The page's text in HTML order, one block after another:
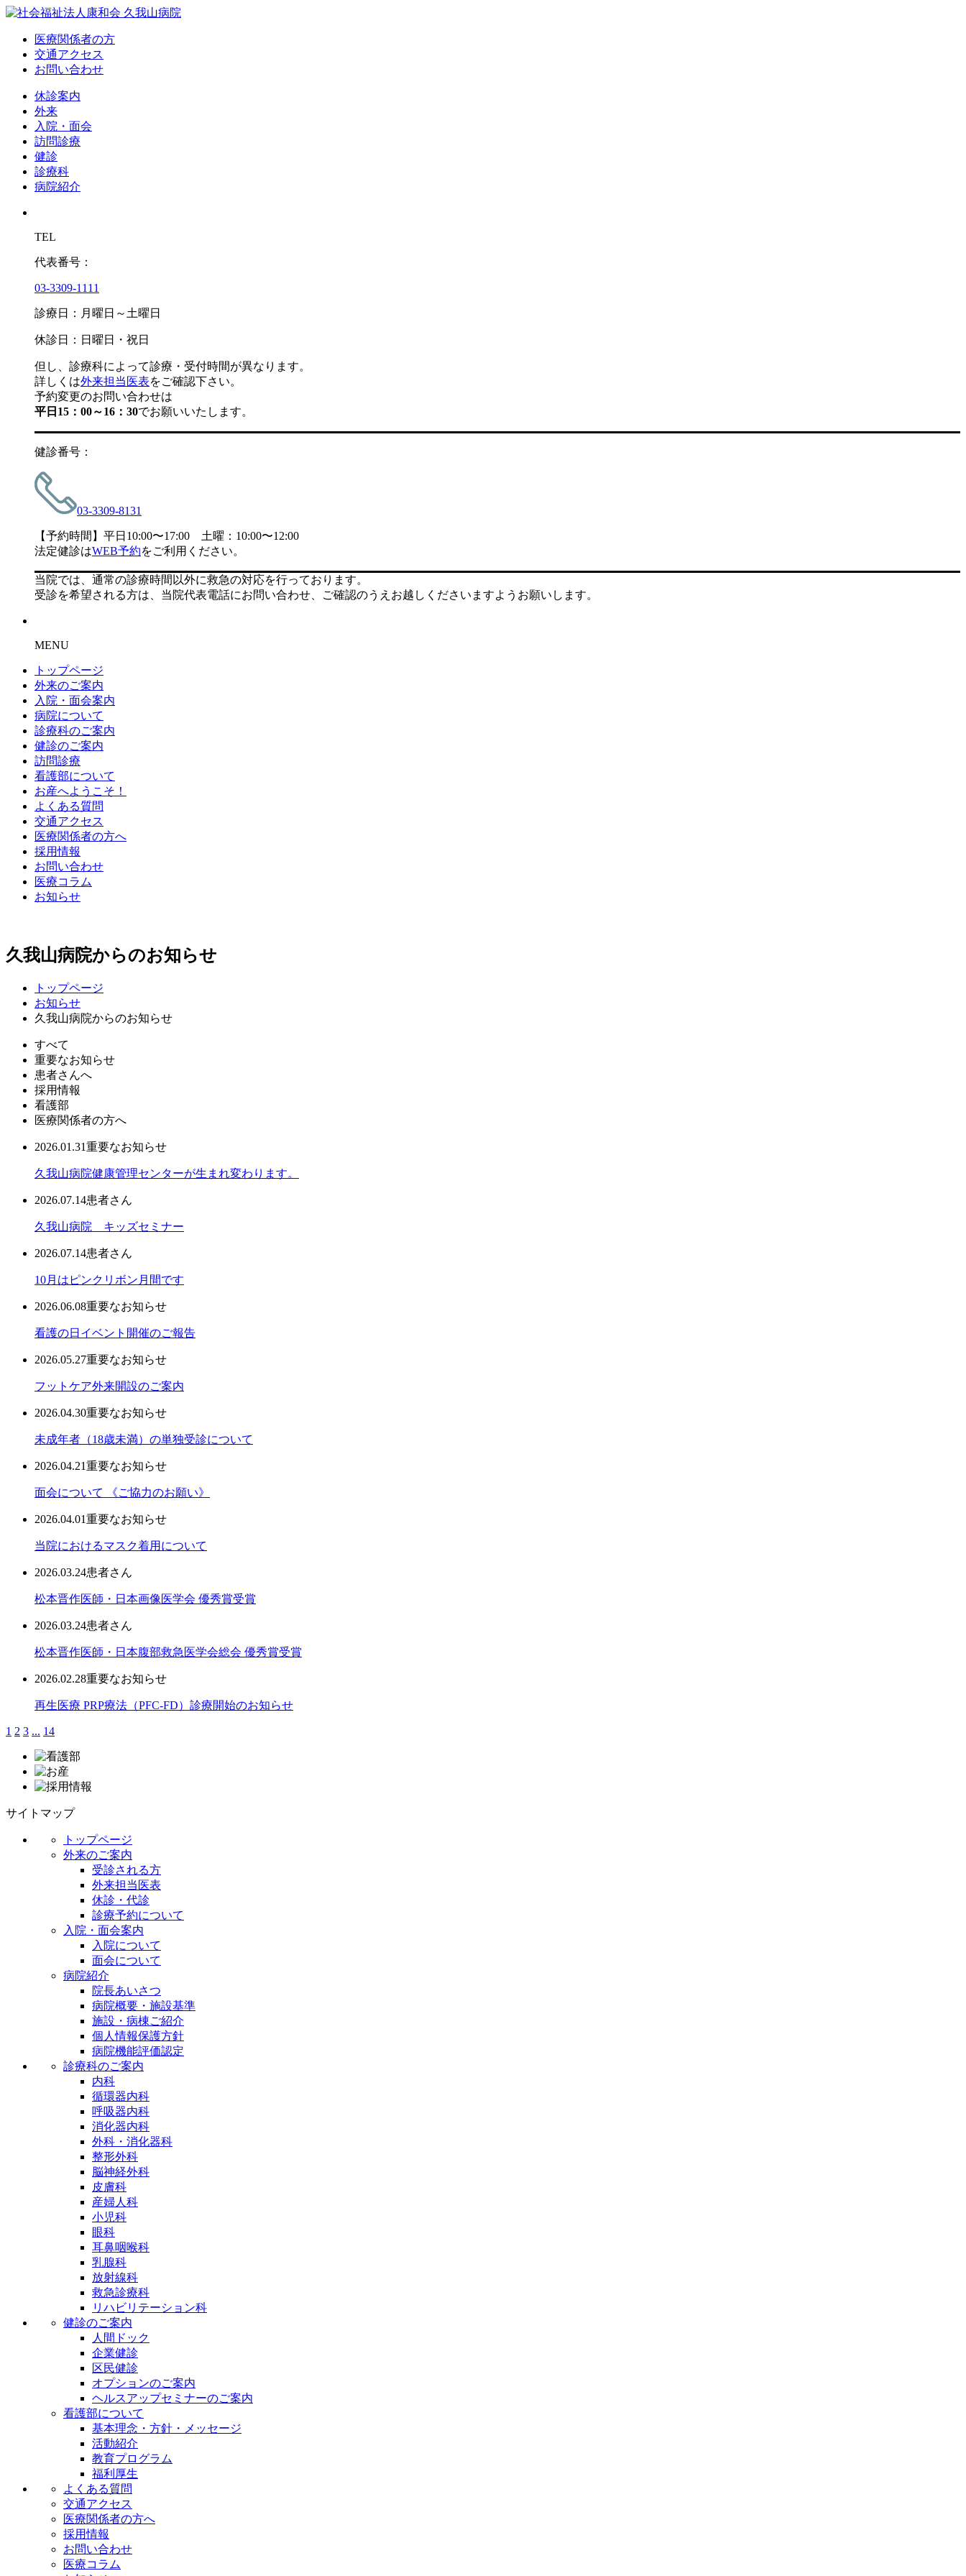
医療関係者の方
交通アクセス
お問い合わせ
休診案内
外来
入院・面会
訪問診療
健診
診療科
病院紹介
TEL
代表番号：
03-3309-1111
診療日：月曜日～土曜日
休診日：日曜日・祝日
但し、診療科によって診療・受付時間が異なります。
詳しくは外来担当医表をご確認下さい。
予約変更のお問い合わせは
平日15：00～16：30でお願いいたします。
健診番号：
03-3309-8131
【予約時間】平日10:00〜17:00 土曜：10:00〜12:00
法定健診はWEB予約をご利用ください。
当院では、通常の診療時間以外に救急の対応を行っております。
受診を希望される方は、当院代表電話にお問い合わせ、ご確認のうえお越しくださいますようお願いします。
MENU
トップページ
外来のご案内
入院・面会案内
病院について
診療科のご案内
健診のご案内
訪問診療
看護部について
お産へようこそ！
よくある質問
交通アクセス
医療関係者の方へ
採用情報
お問い合わせ
医療コラム
お知らせ
久我山病院からのお知らせ
トップページ
お知らせ
久我山病院からのお知らせ
すべて
重要なお知らせ
患者さんへ
採用情報
看護部
医療関係者の方へ
2026.01.31重要なお知らせ
久我山病院健康管理センターが生まれ変わります。
2026.07.14患者さん
久我山病院 キッズセミナー
2026.07.14患者さん
10月はピンクリボン月間です
2026.06.08重要なお知らせ
看護の日イベント開催のご報告
2026.05.27重要なお知らせ
フットケア外来開設のご案内
2026.04.30重要なお知らせ
未成年者（18歳未満）の単独受診について
2026.04.21重要なお知らせ
面会について 《ご協力のお願い》
2026.04.01重要なお知らせ
当院におけるマスク着用について
2026.03.24患者さん
松本晋作医師・日本画像医学会 優秀賞受賞
2026.03.24患者さん
松本晋作医師・日本腹部救急医学会総会 優秀賞受賞
2026.02.28重要なお知らせ
再生医療 PRP療法（PFC-FD）診療開始のお知らせ
1 2 3 ... 14
サイトマップ
トップページ
外来のご案内
受診される方
外来担当医表
休診・代診
診療予約について
入院・面会案内
入院について
面会について
病院紹介
院長あいさつ
病院概要・施設基準
施設・病棟ご紹介
個人情報保護方針
病院機能評価認定
診療科のご案内
内科
循環器内科
呼吸器内科
消化器内科
外科・消化器科
整形外科
脳神経外科
皮膚科
産婦人科
小児科
眼科
耳鼻咽喉科
乳腺科
放射線科
救急診療科
リハビリテーション科
健診のご案内
人間ドック
企業健診
区民健診
オプションのご案内
ヘルスアップセミナーのご案内
看護部について
基本理念・方針・メッセージ
活動紹介
教育プログラム
福利厚生
よくある質問
交通アクセス
医療関係者の方へ
採用情報
お問い合わせ
医療コラム